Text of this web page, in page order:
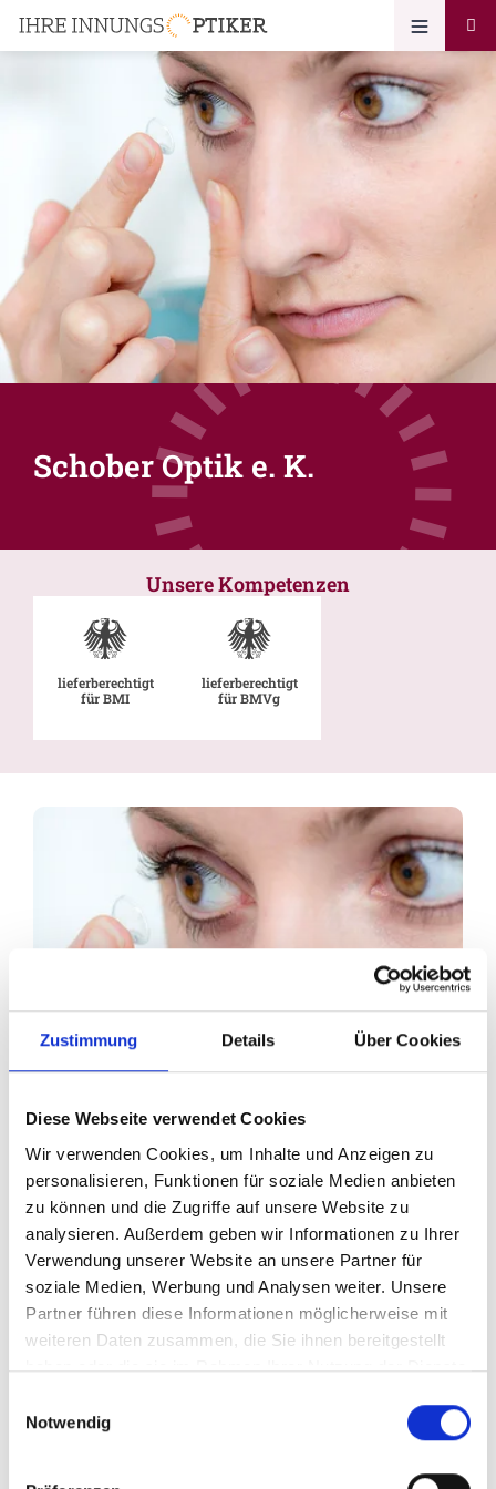
Zustimmung Details Über Cookies
Diese Webseite verwendet Cookies
Wir verwenden Cookies, um Inhalte und Anzeigen zu
personalisieren, Funktionen für soziale Medien anbieten
zu können und die Zugriffe auf unsere Website zu
analysieren. Außerdem geben wir Informationen zu Ihrer
Verwendung unserer Website an unsere Partner für
soziale Medien, Werbung und Analysen weiter. Unsere
Partner führen diese Informationen möglicherweise mit
weiteren Daten zusammen, die Sie ihnen bereitgestellt
haben oder die sie im Rahmen Ihrer Nutzung der Dienste
Notwendig
Schober Optik e. K.
Unsere Kompetenzen
lieferberechtigt
für BMI
lieferberechtigt
für BMVg
Ihr Partner für optimales
Sehen in Heinsberg
Als erster Ansprechpartner für das gute Sehen sind wir
anatomisch und ästhetisch perfekt auf Ihre
individuellen Wünsche und Bedürfnisse angepasste
Sehhilfe kümmern. Wir sind auch oft die Ersten, die